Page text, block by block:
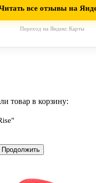
все отзывы на
Переход на Яндекс.Карты
товар в корзину:
Продолжить